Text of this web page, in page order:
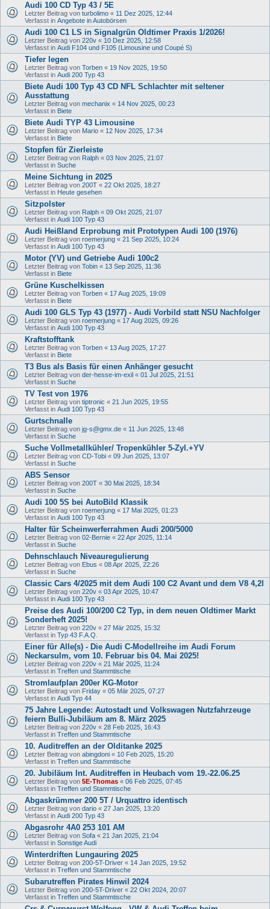
Audi 100 CD Typ 43 / 5E
Letzter Beitrag von turbolimo « 11 Dez 2025, 12:44
Verfasst in Angebote in Autobörsen
Audi 100 C1 LS in Signalgrün Oldtimer Praxis 1/2026!
Letzter Beitrag von 220v « 10 Dez 2025, 12:58
Verfasst in Audi F104 und F105 (Limousine und Coupé S)
Tiefer legen
Letzter Beitrag von Torben « 19 Nov 2025, 19:50
Verfasst in Audi 200 Typ 43
Biete Audi 100 Typ 43 CD NFL Schlachter mit seltener
Ausstattung
Letzter Beitrag von mechanix « 14 Nov 2025, 00:23
Verfasst in Biete
Biete Audi TYP 43 Limousine
Letzter Beitrag von Mario « 12 Nov 2025, 17:34
Verfasst in Biete
Stopfen für Zierleiste
Letzter Beitrag von Ralph « 03 Nov 2025, 21:07
Verfasst in Suche
Meine Sichtung in 2025
Letzter Beitrag von 200T « 22 Okt 2025, 18:27
Verfasst in Heute gesehen
Sitzpolster
Letzter Beitrag von Ralph « 09 Okt 2025, 21:07
Verfasst in Audi 100 Typ 43
Audi Heißland Erprobung mit Prototypen Audi 100 (1976)
Letzter Beitrag von roemerjung « 21 Sep 2025, 10:24
Verfasst in Audi 100 Typ 43
Motor (YV) und Getriebe Audi 100c2
Letzter Beitrag von Tobin « 13 Sep 2025, 11:36
Verfasst in Biete
Grüne Kuschelkissen
Letzter Beitrag von Torben « 17 Aug 2025, 19:09
Verfasst in Biete
Audi 100 GLS Typ 43 (1977) - Audi Vorbild statt NSU Nachfolger
Letzter Beitrag von roemerjung « 17 Aug 2025, 09:26
Verfasst in Audi 100 Typ 43
Kraftstofftank
Letzter Beitrag von Torben « 13 Aug 2025, 17:27
Verfasst in Biete
T3 Bus als Basis für einen Anhänger gesucht
Letzter Beitrag von der-hesse-im-exil « 01 Jul 2025, 21:51
Verfasst in Suche
TV Test von 1976
Letzter Beitrag von tiptronic « 21 Jun 2025, 19:55
Verfasst in Audi 100 Typ 43
Gurtschnalle
Letzter Beitrag von jg-s@gmx.de « 11 Jun 2025, 13:48
Verfasst in Suche
Suche Vollmetallkühler/ Tropenkühler 5-Zyl.+YV
Letzter Beitrag von CD-Tobi « 09 Jun 2025, 13:07
Verfasst in Suche
ABS Sensor
Letzter Beitrag von 200T « 30 Mai 2025, 18:34
Verfasst in Suche
Audi 100 5S bei AutoBild Klassik
Letzter Beitrag von roemerjung « 17 Mai 2025, 01:23
Verfasst in Audi 100 Typ 43
Halter für Scheinwerferrahmen Audi 200/5000
Letzter Beitrag von 02-Bernie « 22 Apr 2025, 11:14
Verfasst in Suche
Dehnschlauch Niveauregulierung
Letzter Beitrag von Ebus « 08 Apr 2025, 22:26
Verfasst in Suche
Classic Cars 4/2025 mit dem Audi 100 C2 Avant und dem V8 4,2l
Letzter Beitrag von 220v « 03 Apr 2025, 10:47
Verfasst in Audi 100 Typ 43
Preise des Audi 100/200 C2 Typ, in dem neuen Oldtimer Markt
Sonderheft 2025!
Letzter Beitrag von 220v « 27 Mär 2025, 15:32
Verfasst in Typ 43 F.A.Q.
Einer für Alle(s) - Die Audi C-Modellreihe im Audi Forum
Neckarsulm, vom 10. Februar bis 04. Mai 2025!
Letzter Beitrag von 220v « 21 Mär 2025, 11:24
Verfasst in Treffen und Stammtische
Stromlaufplan 200er KG-Motor
Letzter Beitrag von Friday « 05 Mär 2025, 07:27
Verfasst in Audi Typ 44
75 Jahre Legende: Autostadt und Volkswagen Nutzfahrzeuge
feiern Bulli-Jubiläum am 8. März 2025
Letzter Beitrag von 220v « 28 Feb 2025, 16:43
Verfasst in Treffen und Stammtische
10. Auditreffen an der Olditanke 2025
Letzter Beitrag von abingdoni « 10 Feb 2025, 15:20
Verfasst in Treffen und Stammtische
20. Jubiläum Int. Auditreffen in Heubach vom 19.-22.06.25
Letzter Beitrag von 5E-Thomas « 06 Feb 2025, 07:45
Verfasst in Treffen und Stammtische
Abgaskrümmer 200 5T / Urquattro identisch
Letzter Beitrag von dario « 27 Jan 2025, 13:20
Verfasst in Audi 200 Typ 43
Abgasrohr 4A0 253 101 AM
Letzter Beitrag von Sofa « 21 Jan 2025, 21:04
Verfasst in Sonstige Audi
Winterdriften Lungauring 2025
Letzter Beitrag von 200-5T-Driver « 14 Jan 2025, 19:52
Verfasst in Treffen und Stammtische
Subarutreffen Pirates Hinwil 2024
Letzter Beitrag von 200-5T-Driver « 22 Okt 2024, 20:07
Verfasst in Treffen und Stammtische